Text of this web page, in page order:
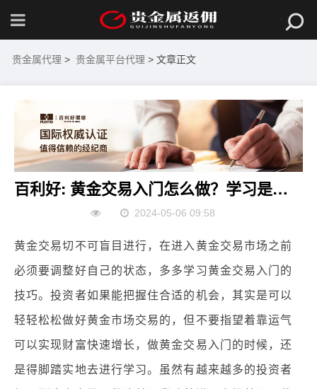
贵金属代理 > 贵金属平台代理 > 文章正文
百利好: 黄金交易入门怎么做？学习是关键
2024-05-06 09:58
黄金交易切不可盲目进行，在进入黄金交易市场之前
必须要调整好自己的状态，多多学习黄金交易入门的
技巧。投资者如果能把握住合适的机会，其实是可以
轻轻松松做好黄金市场交易的，但不要指望着靠运气
可以实现财富快速增长，做黄金交易入门的时候，还
是得脚踏实地去进行学习。虽然有越来越多的投资者